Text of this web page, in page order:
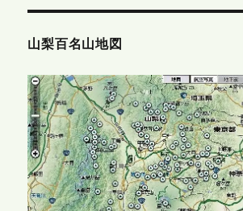
山梨百名山地図